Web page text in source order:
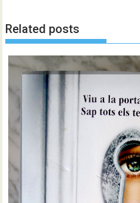
Related posts